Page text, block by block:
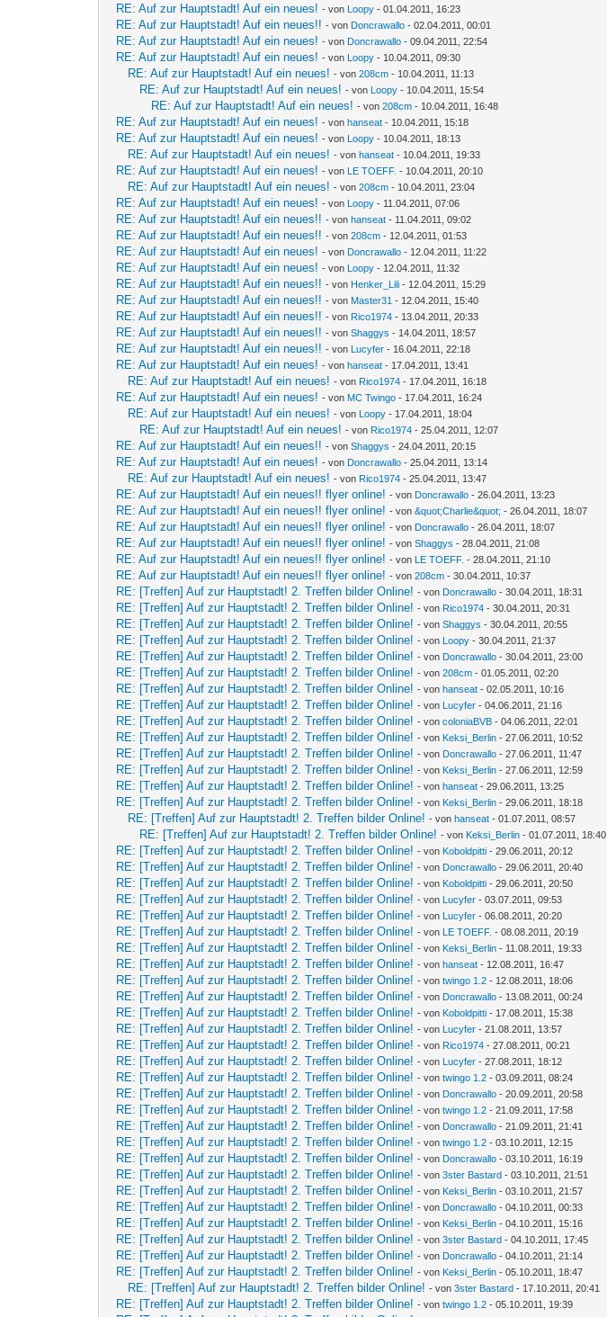
RE: Auf zur Hauptstadt! Auf ein neues! - von Loopy - 01.04.2011, 16:23
RE: Auf zur Hauptstadt! Auf ein neues!! - von Doncrawallo - 02.04.2011, 00:01
RE: Auf zur Hauptstadt! Auf ein neues! - von Doncrawallo - 09.04.2011, 22:54
RE: Auf zur Hauptstadt! Auf ein neues! - von Loopy - 10.04.2011, 09:30
RE: Auf zur Hauptstadt! Auf ein neues! - von208cm - 10.04.2011, 11:13
RE: Auf zur Hauptstadt! Auf ein neues! - von Loopy - 10.04.2011, 15:54
RE: Auf zur Hauptstadt! Auf ein neues! - von208cm - 10.04.2011, 16:48
RE: Auf zur Hauptstadt! Auf ein neues! - vonhanseat - 10.04.2011, 15:18
RE: Auf zur Hauptstadt! Auf ein neues! - von Loopy - 10.04.2011, 18:13
RE: Auf zur Hauptstadt! Auf ein neues! - vonhanseat - 10.04.2011, 19:33
RE: Auf zur Hauptstadt! Auf ein neues! - von LE TOEFF. - 10.04.2011, 20:10
RE: Auf zur Hauptstadt! Auf ein neues! - von208cm - 10.04.2011, 23:04
RE: Auf zur Hauptstadt! Auf ein neues! - von Loopy - 11.04.2011, 07:06
RE: Auf zur Hauptstadt! Auf ein neues!! - vonhanseat - 11.04.2011, 09:02
RE: Auf zur Hauptstadt! Auf ein neues!! - von208cm - 12.04.2011, 01:53
RE: Auf zur Hauptstadt! Auf ein neues! - von Doncrawallo - 12.04.2011, 11:22
RE: Auf zur Hauptstadt! Auf ein neues! - von Loopy - 12.04.2011, 11:32
RE: Auf zur Hauptstadt! Auf ein neues!! - von Henker_Lili - 12.04.2011, 15:29
RE: Auf zur Hauptstadt! Auf ein neues!! - von Master31 - 12.04.2011, 15:40
RE: Auf zur Hauptstadt! Auf ein neues!! - von Rico1974 - 13.04.2011, 20:33
RE: Auf zur Hauptstadt! Auf ein neues!! - vonShaggys - 14.04.2011, 18:57
RE: Auf zur Hauptstadt! Auf ein neues!! - von Lucyfer - 16.04.2011, 22:18
RE: Auf zur Hauptstadt! Auf ein neues! - vonhanseat - 17.04.2011, 13:41
RE: Auf zur Hauptstadt! Auf ein neues! - von Rico1974 - 17.04.2011, 16:18
RE: Auf zur Hauptstadt! Auf ein neues! - von MC Twingo - 17.04.2011, 16:24
RE: Auf zur Hauptstadt! Auf ein neues! - von Loopy - 17.04.2011, 18:04
RE: Auf zur Hauptstadt! Auf ein neues! - von Rico1974 - 25.04.2011, 12:07
RE: Auf zur Hauptstadt! Auf ein neues!! - vonShaggys - 24.04.2011, 20:15
RE: Auf zur Hauptstadt! Auf ein neues! - von Doncrawallo - 25.04.2011, 13:14
RE: Auf zur Hauptstadt! Auf ein neues! - von Rico1974 - 25.04.2011, 13:47
RE: Auf zur Hauptstadt! Auf ein neues!! flyer online! - von Doncrawallo - 26.04.2011, 13:23
RE: Auf zur Hauptstadt! Auf ein neues!! flyer online! - von&quot;Charlie&quot; - 26.04.2011, 18:07
RE: Auf zur Hauptstadt! Auf ein neues!! flyer online! - von Doncrawallo - 26.04.2011, 18:07
RE: Auf zur Hauptstadt! Auf ein neues!! flyer online! - vonShaggys - 28.04.2011, 21:08
RE: Auf zur Hauptstadt! Auf ein neues!! flyer online! - von LE TOEFF. - 28.04.2011, 21:10
RE: Auf zur Hauptstadt! Auf ein neues!! flyer online! - von208cm - 30.04.2011, 10:37
RE: [Treffen] Auf zur Hauptstadt! 2. Treffen bilder Online! - von Doncrawallo - 30.04.2011, 18:31
RE: [Treffen] Auf zur Hauptstadt! 2. Treffen bilder Online! - von Rico1974 - 30.04.2011, 20:31
RE: [Treffen] Auf zur Hauptstadt! 2. Treffen bilder Online! - vonShaggys - 30.04.2011, 20:55
RE: [Treffen] Auf zur Hauptstadt! 2. Treffen bilder Online! - von Loopy - 30.04.2011, 21:37
RE: [Treffen] Auf zur Hauptstadt! 2. Treffen bilder Online! - von Doncrawallo - 30.04.2011, 23:00
RE: [Treffen] Auf zur Hauptstadt! 2. Treffen bilder Online! - von208cm - 01.05.2011, 02:20
RE: [Treffen] Auf zur Hauptstadt! 2. Treffen bilder Online! - vonhanseat - 02.05.2011, 10:16
RE: [Treffen] Auf zur Hauptstadt! 2. Treffen bilder Online! - von Lucyfer - 04.06.2011, 21:16
RE: [Treffen] Auf zur Hauptstadt! 2. Treffen bilder Online! - voncoloniaBVB - 04.06.2011, 22:01
RE: [Treffen] Auf zur Hauptstadt! 2. Treffen bilder Online! - von Keksi_Berlin - 27.06.2011, 10:52
RE: [Treffen] Auf zur Hauptstadt! 2. Treffen bilder Online! - von Doncrawallo - 27.06.2011, 11:47
RE: [Treffen] Auf zur Hauptstadt! 2. Treffen bilder Online! - von Keksi_Berlin - 27.06.2011, 12:59
RE: [Treffen] Auf zur Hauptstadt! 2. Treffen bilder Online! - vonhanseat - 29.06.2011, 13:25
RE: [Treffen] Auf zur Hauptstadt! 2. Treffen bilder Online! - von Keksi_Berlin - 29.06.2011, 18:18
RE: [Treffen] Auf zur Hauptstadt! 2. Treffen bilder Online! - vonhanseat - 01.07.2011, 08:57
RE: [Treffen] Auf zur Hauptstadt! 2. Treffen bilder Online! - von Keksi_Berlin - 01.07.2011, 18:40
RE: [Treffen] Auf zur Hauptstadt! 2. Treffen bilder Online! - von Koboldpitti - 29.06.2011, 20:12
RE: [Treffen] Auf zur Hauptstadt! 2. Treffen bilder Online! - von Doncrawallo - 29.06.2011, 20:40
RE: [Treffen] Auf zur Hauptstadt! 2. Treffen bilder Online! - von Koboldpitti - 29.06.2011, 20:50
RE: [Treffen] Auf zur Hauptstadt! 2. Treffen bilder Online! - von Lucyfer - 03.07.2011, 09:53
RE: [Treffen] Auf zur Hauptstadt! 2. Treffen bilder Online! - von Lucyfer - 06.08.2011, 20:20
RE: [Treffen] Auf zur Hauptstadt! 2. Treffen bilder Online! - von LE TOEFF. - 08.08.2011, 20:19
RE: [Treffen] Auf zur Hauptstadt! 2. Treffen bilder Online! - von Keksi_Berlin - 11.08.2011, 19:33
RE: [Treffen] Auf zur Hauptstadt! 2. Treffen bilder Online! - vonhanseat - 12.08.2011, 16:47
RE: [Treffen] Auf zur Hauptstadt! 2. Treffen bilder Online! - vontwingo 1.2 - 12.08.2011, 18:06
RE: [Treffen] Auf zur Hauptstadt! 2. Treffen bilder Online! - von Doncrawallo - 13.08.2011, 00:24
RE: [Treffen] Auf zur Hauptstadt! 2. Treffen bilder Online! - von Koboldpitti - 17.08.2011, 15:38
RE: [Treffen] Auf zur Hauptstadt! 2. Treffen bilder Online! - von Lucyfer - 21.08.2011, 13:57
RE: [Treffen] Auf zur Hauptstadt! 2. Treffen bilder Online! - von Rico1974 - 27.08.2011, 00:21
RE: [Treffen] Auf zur Hauptstadt! 2. Treffen bilder Online! - von Lucyfer - 27.08.2011, 18:12
RE: [Treffen] Auf zur Hauptstadt! 2. Treffen bilder Online! - vontwingo 1.2 - 03.09.2011, 08:24
RE: [Treffen] Auf zur Hauptstadt! 2. Treffen bilder Online! - von Doncrawallo - 20.09.2011, 20:58
RE: [Treffen] Auf zur Hauptstadt! 2. Treffen bilder Online! - vontwingo 1.2 - 21.09.2011, 17:58
RE: [Treffen] Auf zur Hauptstadt! 2. Treffen bilder Online! - von Doncrawallo - 21.09.2011, 21:41
RE: [Treffen] Auf zur Hauptstadt! 2. Treffen bilder Online! - vontwingo 1.2 - 03.10.2011, 12:15
RE: [Treffen] Auf zur Hauptstadt! 2. Treffen bilder Online! - von Doncrawallo - 03.10.2011, 16:19
RE: [Treffen] Auf zur Hauptstadt! 2. Treffen bilder Online! - von3ster Bastard - 03.10.2011, 21:51
RE: [Treffen] Auf zur Hauptstadt! 2. Treffen bilder Online! - von Keksi_Berlin - 03.10.2011, 21:57
RE: [Treffen] Auf zur Hauptstadt! 2. Treffen bilder Online! - von Doncrawallo - 04.10.2011, 00:33
RE: [Treffen] Auf zur Hauptstadt! 2. Treffen bilder Online! - von Keksi_Berlin - 04.10.2011, 15:16
RE: [Treffen] Auf zur Hauptstadt! 2. Treffen bilder Online! - von3ster Bastard - 04.10.2011, 17:45
RE: [Treffen] Auf zur Hauptstadt! 2. Treffen bilder Online! - von Doncrawallo - 04.10.2011, 21:14
RE: [Treffen] Auf zur Hauptstadt! 2. Treffen bilder Online! - von Keksi_Berlin - 05.10.2011, 18:47
RE: [Treffen] Auf zur Hauptstadt! 2. Treffen bilder Online! - von3ster Bastard - 17.10.2011, 20:41
RE: [Treffen] Auf zur Hauptstadt! 2. Treffen bilder Online! - vontwingo 1.2 - 05.10.2011, 19:39